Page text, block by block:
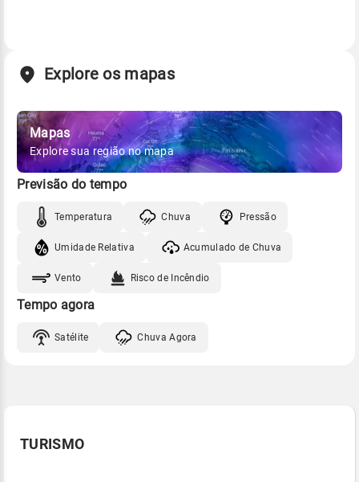
Explore os mapas
Mapas
Explore sua região no mapa
Previsão do tempo
Temperatura Chuva Pressão
Umidade Relativa Acumulado de Chuva
Vento Risco de Incêndio
Tempo agora
Satélite Chuva Agora
TURISMO